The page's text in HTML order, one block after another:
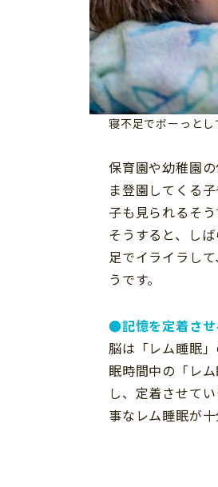
寝不足でボーっとし
保育園や幼稚園
ま登園してくる
子も見られるそう
そうすると、し
足でイライラし
うです。
●記憶を定着させ
脳は「レム睡眠
眠時間中の「レ
し、定着させて
事なレム睡眠が